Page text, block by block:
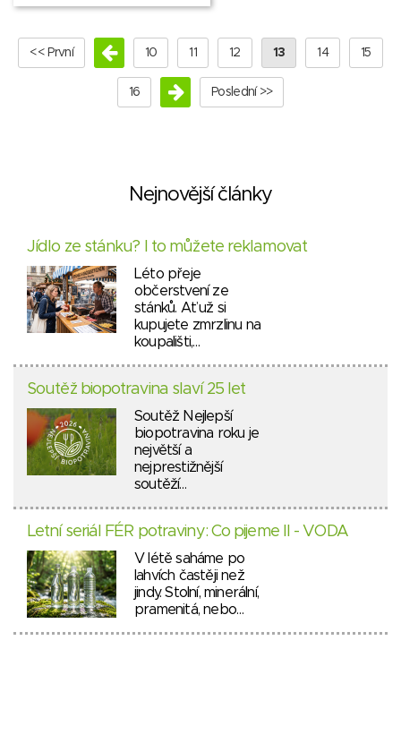
<< První 10 11 12 13 14 15
16 Poslední >>
Nejnovější články
Jídlo ze stánku? I to můžete reklamovat
Léto přeje
občerstvení ze
stánků. Ať už si
kupujete zmrzlinu na
koupališti,…
Soutěž biopotravina slaví 25 let
Soutěž Nejlepší
biopotravina roku je
největší a
nejprestižnější
soutěží…
Letní seriál FÉR potraviny: Co pijeme II - VODA
V létě saháme po
lahvích častěji než
jindy. Stolní, minerální,
pramenitá, nebo…